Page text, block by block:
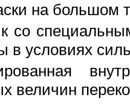
на большом
со
в условиях
величин